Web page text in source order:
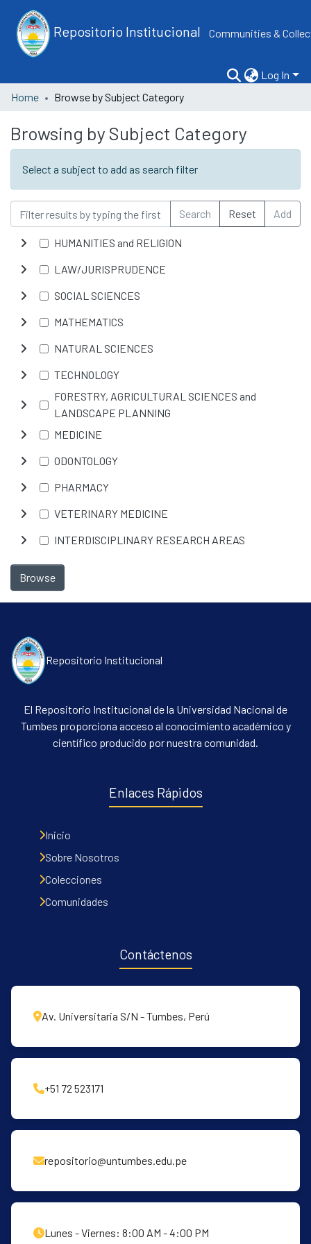
Repositorio Institucional Communities &
Log In
Home
Browse by Subject Category
Browsing by Subject Category
Select a subject to add as search filter
Search Reset Add
HUMANITIES and RELIGION
LAW/JURISPRUDENCE
SOCIAL SCIENCES
MATHEMATICS
NATURAL SCIENCES
TECHNOLOGY
FORESTRY, AGRICULTURAL SCIENCES and
LANDSCAPE PLANNING
MEDICINE
ODONTOLOGY
PHARMACY
VETERINARY MEDICINE
INTERDISCIPLINARY RESEARCH AREAS
Browse
Repositorio Institucional
El Repositorio Institucional de la Universidad Nacional de
Tumbes proporciona acceso al conocimiento académico y
científico producido por nuestra comunidad.
Enlaces Rápidos
Inicio
Sobre Nosotros
Colecciones
Comunidades
Contáctenos
Av. Universitaria S/N - Tumbes, Perú
+51 72 523171
repositorio@untumbes.edu.pe
Lunes - Viernes: 8:00 AM - 4:00 PM